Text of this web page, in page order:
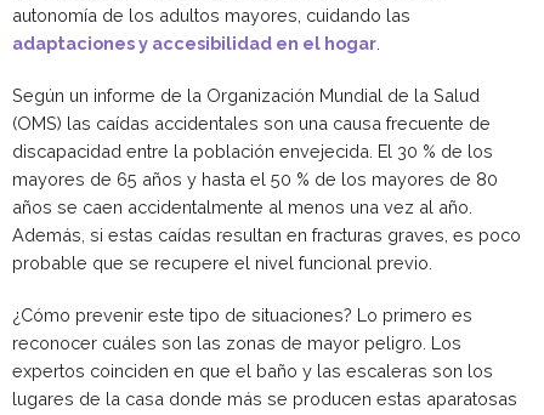
autonomía de los adultos mayores, cuidando las
adaptaciones y accesibilidad en el hogar.
Según un informe de la Organización Mundial de la Salud
(OMS) las caídas accidentales son una causa frecuente de
discapacidad entre la población envejecida. El 30 % de los
mayores de 65 años y hasta el 50 % de los mayores de 80
años se caen accidentalmente al menos una vez al año.
Además, si estas caídas resultan en fracturas graves, es poco
probable que se recupere el nivel funcional previo.
¿Cómo prevenir este tipo de situaciones? Lo primero es
reconocer cuáles son las zonas de mayor peligro. Los
expertos coinciden en que el baño y las escaleras son los
lugares de la casa donde más se producen estas aparatosas